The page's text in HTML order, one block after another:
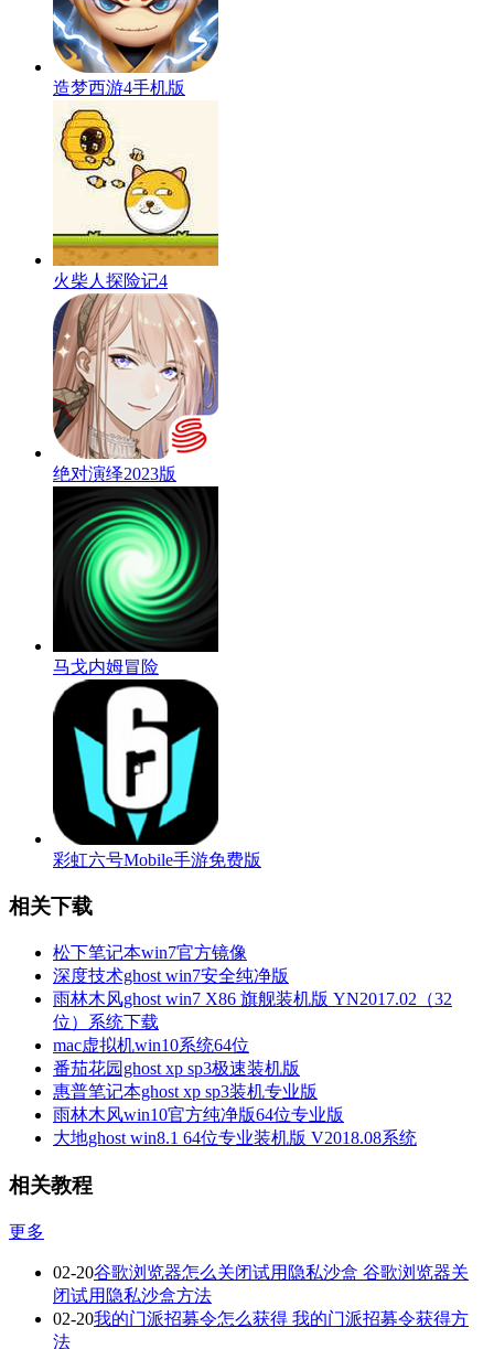
造梦西游4手机版
火柴人探险记4
绝对演绎2023版
马戈内姆冒险
彩虹六号Mobile手游免费版
相关下载
松下笔记本win7官方镜像
深度技术ghost win7安全纯净版
雨林木风ghost win7 X86 旗舰装机版 YN2017.02（32
位）系统下载
mac虚拟机win10系统64位
番茄花园ghost xp sp3极速装机版
惠普笔记本ghost xp sp3装机专业版
雨林木风win10官方纯净版64位专业版
大地ghost win8.1 64位专业装机版 V2018.08系统
相关教程
更多
02-20谷歌浏览器怎么关闭试用隐私沙盒 谷歌浏览器关
闭试用隐私沙盒方法
02-20我的门派招募令怎么获得 我的门派招募令获得方
法